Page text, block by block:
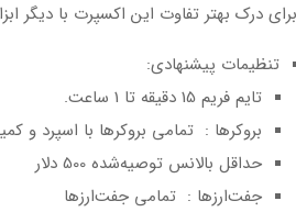
برای درک بهتر تفاوت این اکسپرت با دیگر
تنظیمات پیشنهادی:
تایم فریم 15 دقیقه تا 1 ساعت.
بروکرها : تمامی بروکرها با اسپرد و
حداقل بالانس توصیه‌شده 500 دلار
جفت‌ارزها : تمامی جفت‌ارزها